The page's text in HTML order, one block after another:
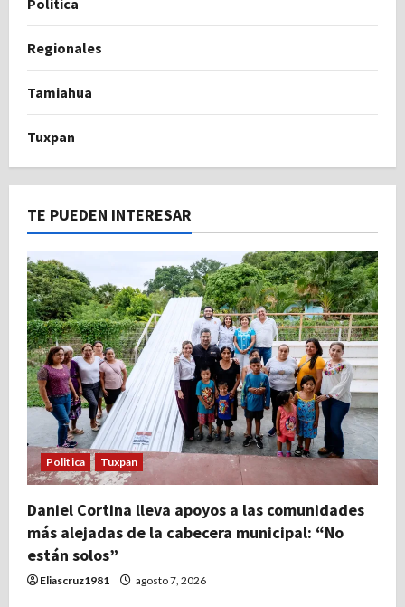
Regionales
Tamiahua
Tuxpan
TE PUEDEN INTERESAR
Politica Tuxpan
Daniel Cortina lleva apoyos a las comunidades
más alejadas de la cabecera municipal: “No
están solos”
Eliascruz1981 agosto 7, 2026